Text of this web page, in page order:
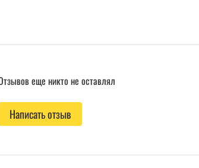
еще никто не оставлял
Написать отзыв